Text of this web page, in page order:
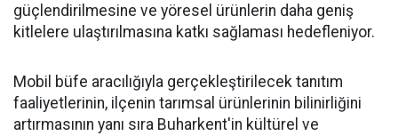
güçlendirilmesine ve yöresel ürünlerin daha geniş
kitlelere ulaştırılmasına katkı sağlaması hedefleniyor.
Mobil büfe aracılığıyla gerçekleştirilecek tanıtım
faaliyetlerinin, ilçenin tarımsal ürünlerinin bilinirliğini
artırmasının yanı sıra Buharkent'in kültürel ve